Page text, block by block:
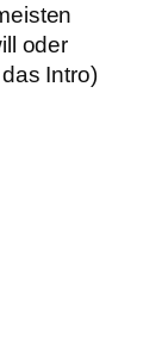
oder
Intro)